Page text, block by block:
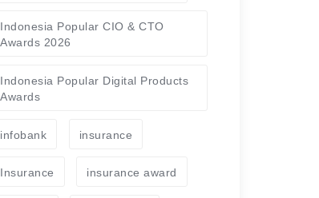
Indonesia Popular CIO & CTO
Awards 2026
Indonesia Popular Digital Products
Awards
infobank insurance
Insurance insurance award